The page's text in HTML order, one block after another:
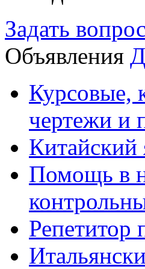
Задать вопрос
Объявления
Курсовые,
чертежи и
Китайский
Помощь в
Репетитор